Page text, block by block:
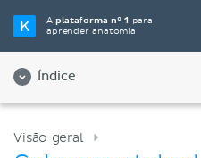
Aplataforma nº 1 para
aprender anatomia
Índice
Visão geral